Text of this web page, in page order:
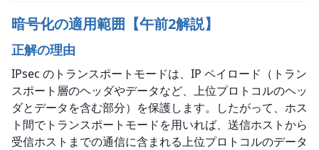
暗号化の適用範囲【午前2解説】
正解の理由
IPsec のトランスポートモードは、IP ペイロード（トラン
スポート層のヘッダやデータなど、上位プロトコルのヘッ
ダとデータを含む部分）を保護します。したがって、ホス
ト間でトランスポートモードを用いれば、送信ホストから
受信ホストまでの通信に含まれる上位プロトコルのデータ